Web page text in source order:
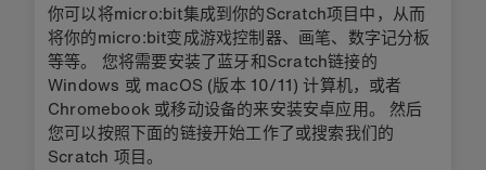
你可以将micro:bit集成到你的Scratch项目中，从而
将你的micro:bit变成游戏控制器、画笔、数字记分板
等等。 您将需要安装了蓝牙和Scratch链接的
Windows 或 macOS (版本 10/11) 计算机，或者
Chromebook 或移动设备的来安装安卓应用。 然后
您可以按照下面的链接开始工作了或搜索我们的
Scratch 项目。